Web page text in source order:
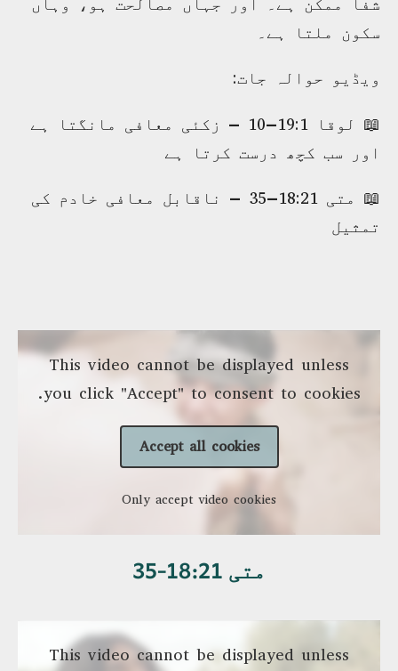
سکون ملتا ہے۔
ویڈیو حوالہ جات:
📖 لوقا 19:1–10 – زکئی معافی مانگتا ہے
اور سب کچھ درست کرتا ہے
📖 متی 18:21–35 – ناقابل معافی خادم کی
تمثیل
This video cannot be displayed unless
you click "Accept" to consent to cookies.
Accept all cookies
Only accept video cookies
متی 18:21-35
This video cannot be displayed unless